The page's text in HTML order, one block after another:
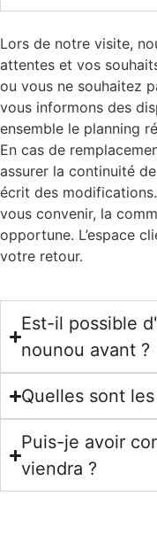
Lors de notre visite,
attentes et vos
ou vous ne souhaitez
vous informons des
ensemble le planning
En cas de
assurer la continuité
écrit des
vous convenir, la
opportune. L’espace
votre retour.
Est-il possible
nounou avant ?
Quelles sont
Puis-je avoir
viendra ?